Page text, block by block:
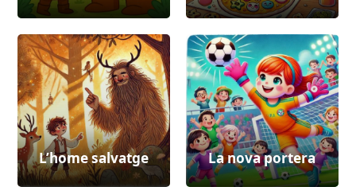
L’home salvatge La nova portera